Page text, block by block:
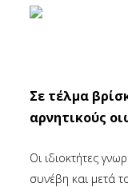
Σε τέλμα
αρνητικούς
Οι ιδιοκτήτες
συνέβη και μετά